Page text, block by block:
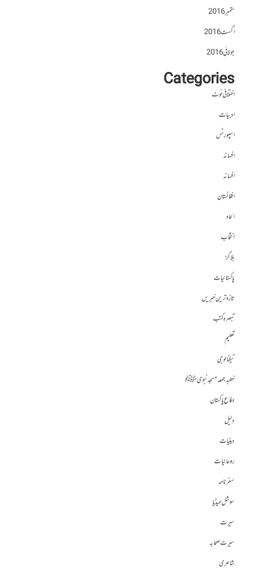
ستمبر 2016
اگست 2016
جولائی 2016
Categories
اختلافی نوٹ
ادبیات
اسپورٹس
افسانہ
افسانہ
افغانستان
الحاد
انتخاب
بلاگز
پاکستانیات
تازہ ترین خبریں
تبصرہ کتب
تعلیم
ٹیکنالوجی
خطبہ جمعہ مسجد نبوی ﷺ
دفاع پاکستان
دلیل
دینیات
روحانیات
سفرنامہ
سوشل میڈیا
سیرت
سیرت صحابہ
شاعری